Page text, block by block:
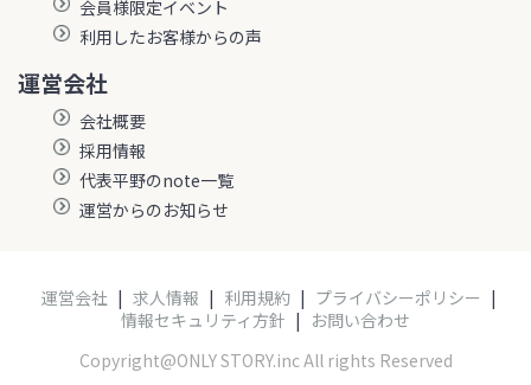
会員様限定イベント
利用したお客様からの声
運営会社
会社概要
採用情報
代表平野のnote一覧
運営からのお知らせ
運営会社 | 求人情報 | 利用規約 | プライバシーポリシー |
情報セキュリティ方針 | お問い合わせ
Copyright@ONLY STORY.inc All rights Reserved